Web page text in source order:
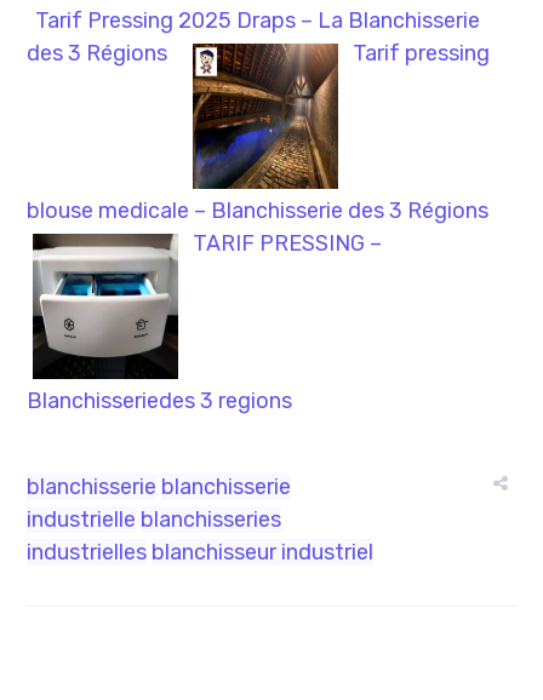
Tarif Pressing 2025 Draps – La Blanchisserie
des 3 Régions
Tarif pressing
blouse medicale – Blanchisserie des 3 Régions
TARIF PRESSING –
Blanchisseriedes 3 regions
blanchisserie blanchisserie
industrielle blanchisseries
industrielles blanchisseur industriel